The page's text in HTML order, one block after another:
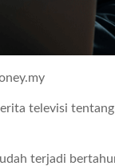
televisi
terjadi